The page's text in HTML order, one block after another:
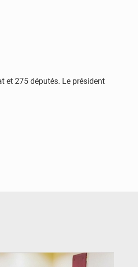
et 275 députés. Le président